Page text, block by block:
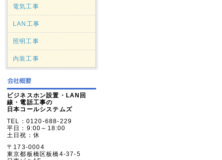
電気工事
LAN工事
照明工事
内装工事
ビジネスホン設置・LAN回
線・電話工事の
日本コールシステムズ
TEL：0120-688-229
平日：9:00～18:00
土日祝：休
〒173-0004
東京都板橋区板橋4-37-5